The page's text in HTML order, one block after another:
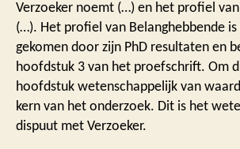
Verzoeker noemt (…) en het profiel
(…). Het profiel van Belanghebbende
gekomen door zijn PhD resultaten en
hoofdstuk 3 van het proefschrift. Om
hoofdstuk wetenschappelijk van
kern van het onderzoek. Dit is het
dispuut met Verzoeker.